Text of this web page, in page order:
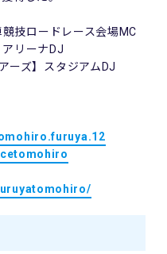
技ロードレース会場MC
アリーナDJ
ーズ】スタジアムDJ